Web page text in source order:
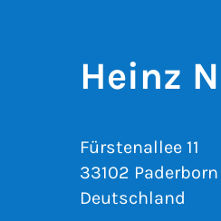
Heinz
Fürstenallee 11
33102 Paderborn
Deutschland